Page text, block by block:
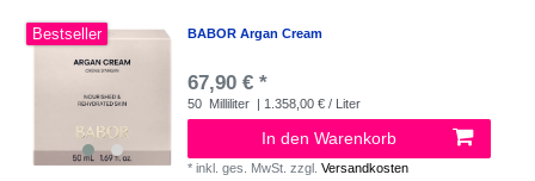
Bestseller BABOR Argan Cream
67,90 € *
50 Milliliter | 1.358,00 € / Liter
In den Warenkorb
*inkl. ges. MwSt. zzgl.Versandkosten